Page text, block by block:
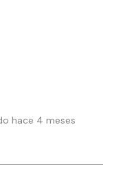
hace 4 meses